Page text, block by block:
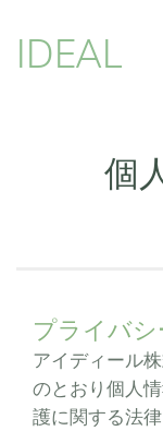
IDEAL
個
プライバ
アイディール
のとおり個人
護に関する法